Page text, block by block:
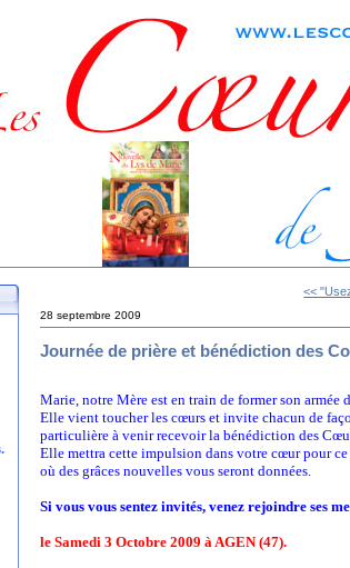
<<
28 septembre 2009
Journée de prière et bénédiction des
Marie, notre Mère est en train de former son armée
Elle vient toucher les cœurs et invite chacun de
particulière à venir recevoir la bénédiction des
Elle mettra cette impulsion dans votre cœur pour
où des grâces nouvelles vous seront données.
Si vous vous sentez invités, venez rejoindre ses
le Samedi 3 Octobre 2009 à AGEN (47).